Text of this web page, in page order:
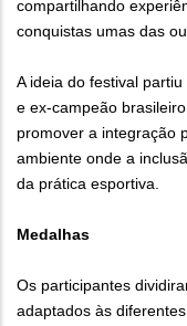
compartilhando
conquistas umas das
A ideia do festival
e ex-campeão
promover a integração
ambiente onde a
da prática esportiva.
Medalhas
Os participantes
adaptados às